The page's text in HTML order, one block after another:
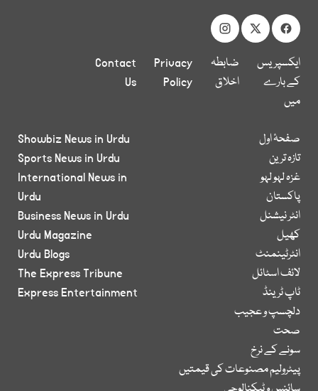
ایکسپریس
کے بارے
میں
ضابطہ
اخلاق
Privacy
Policy
Contact
Us
صفحۂ اول
تازہ ترین
غزہ لہو لہو
پاکستان
انٹر نیشنل
کھیل
انٹرٹینمنٹ
لائف اسٹائل
ٹاپ ٹرینڈ
دلچسپ و عجیب
صحت
سونے کے نرخ
پیٹرولیم مصنوعات کی قیمتیں
Showbiz News in Urdu
Sports News in Urdu
International News in
Urdu
Business News in Urdu
Urdu Magazine
Urdu Blogs
The Express Tribune
Express Entertainment